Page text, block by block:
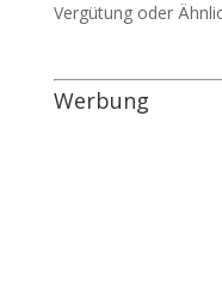
Vergütung oder
Werbung